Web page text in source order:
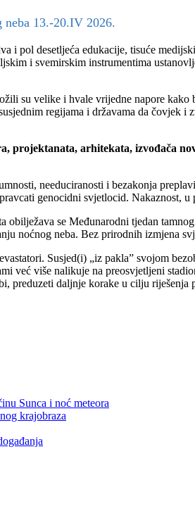
neba 13.-20.IV 2026.
i pol desetljeća edukacije, tisuće
i svemirskim instrumentima
su velike i hvale vrijedne napore
regijama i državama da čovjek
projektanata, arhitekata, izvođača
needuciranosti i bezakonja
genocidni svjetlocid. Nakaznost, u
se Međunarodni tjedan
noćnog neba. Bez prirodnih izmjena
Susjed(i) „iz pakla” svojom
već više nalikuje na preosvjetljeni
preduzeti daljnje korake u cilju riješenja
Sunca i noć meteora
krajobraza